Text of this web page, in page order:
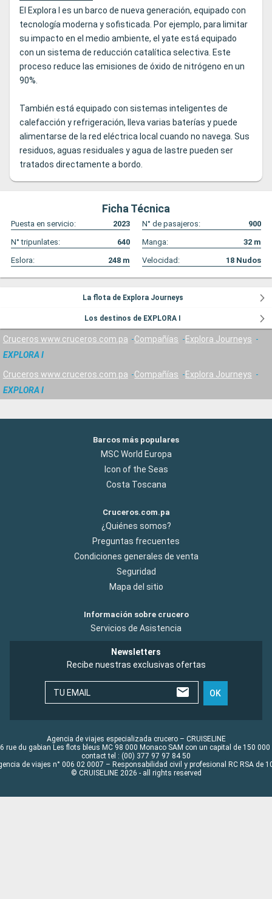
El Explora I es un barco de nueva generación, equipado con
tecnología moderna y sofisticada. Por ejemplo, para limitar
su impacto en el medio ambiente, el yate está equipado
con un sistema de reducción catalítica selectiva. Este
proceso reduce las emisiones de óxido de nitrógeno en un
90%.
También está equipado con sistemas inteligentes de
calefacción y refrigeración, lleva varias baterías y puede
alimentarse de la red eléctrica local cuando no navega. Sus
residuos, aguas residuales y agua de lastre pueden ser
tratados directamente a bordo.
Ficha Técnica
Puesta en servicio: 2023 N° de pasajeros:
900
N° tripunlates:
640 Manga: 32 m
Eslora:
248 m Velocidad: 18 Nudos
La flota de Explora Journeys
Los destinos de EXPLORA I
Cruceros www.cruceros.com.pa Compañías
Explora Journeys
EXPLORA I
Cruceros www.cruceros.com.pa Compañías
Explora Journeys
EXPLORA I
Barcos más populares
MSC World Europa
Icon of the Seas
Costa Toscana
Cruceros.com.pa
¿Quiénes somos?
Preguntas frecuentes
Condiciones generales de venta
Seguridad
Mapa del sitio
Información sobre crucero
Servicios de Asistencia
Newsletters
Recibe nuestras exclusivas ofertas
TU EMAIL OK
Agencia de viajes especializada crucero – CRUISELINE
rue du gabian Les flots bleus MC 98 000 Monaco SAM con un capital de 150 000
contact tel : (00) 377 97 97 84 50
de viajes n° 006 02 0007 – Responsabilidad civil y profesional RC RSA de
© CRUISELINE 2026 - all rights reserved